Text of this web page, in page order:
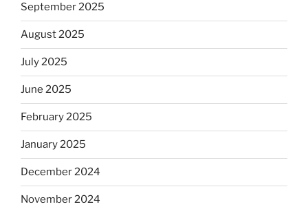
September 2025
August 2025
July 2025
June 2025
February 2025
January 2025
December 2024
November 2024